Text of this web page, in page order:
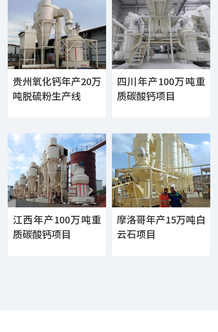
贵州氧化钙年产20万
吨脱硫粉生产线
四川年产100万吨重
质碳酸钙项目
江西年产100万吨重
质碳酸钙项目
摩洛哥年产15万吨白
云石项目